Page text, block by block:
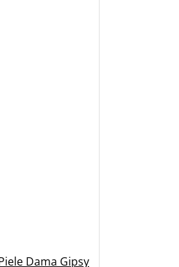
Dama Gipsy